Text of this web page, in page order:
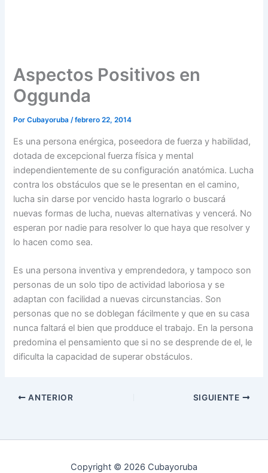
Aspectos Positivos en
Oggunda
PorCubayoruba/febrero 22, 2014
Es una persona enérgica, poseedora de fuerza y habilidad,
dotada de excepcional fuerza física y mental
independientemente de su configuración anatómica. Lucha
contra los obstáculos que se le presentan en el camino,
lucha sin darse por vencido hasta lograrlo o buscará
nuevas formas de lucha, nuevas alternativas y vencerá. No
esperan por nadie para resolver lo que haya que resolver y
lo hacen como sea.
Es una persona inventiva y emprendedora, y tampoco son
personas de un solo tipo de actividad laboriosa y se
adaptan con facilidad a nuevas circunstancias. Son
personas que no se doblegan fácilmente y que en su casa
nunca faltará el bien que prodduce el trabajo. En la persona
predomina el pensamiento que si no se desprende de el, le
dificulta la capacidad de superar obstáculos.
ANTERIOR SIGUIENTE
Copyright © 2026 Cubayoruba